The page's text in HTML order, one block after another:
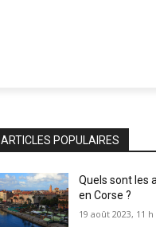
ARTICLES POPULAIRES
Quels sont les
en Corse ?
19 août 2023, 11